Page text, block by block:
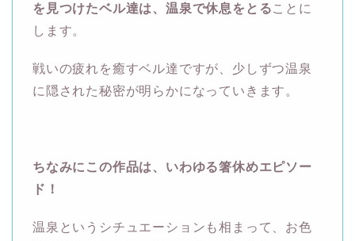
を見つけたベル達は、温泉で休息をとることに
します。
戦いの疲れを癒すベル達ですが、少しずつ温泉
に隠された秘密が明らかになっていきます。
ちなみにこの作品は、いわゆる箸休めエピソー
ド！
温泉というシチュエーションも相まって、お色